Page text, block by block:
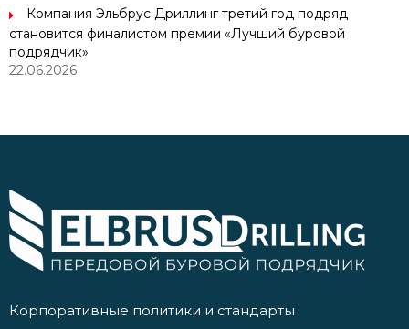
Компания Эльбрус Дриллинг третий год подряд
становится финалистом премии «Лучший буровой
подрядчик»
22.06.2026
Корпоративные политики и стандарты